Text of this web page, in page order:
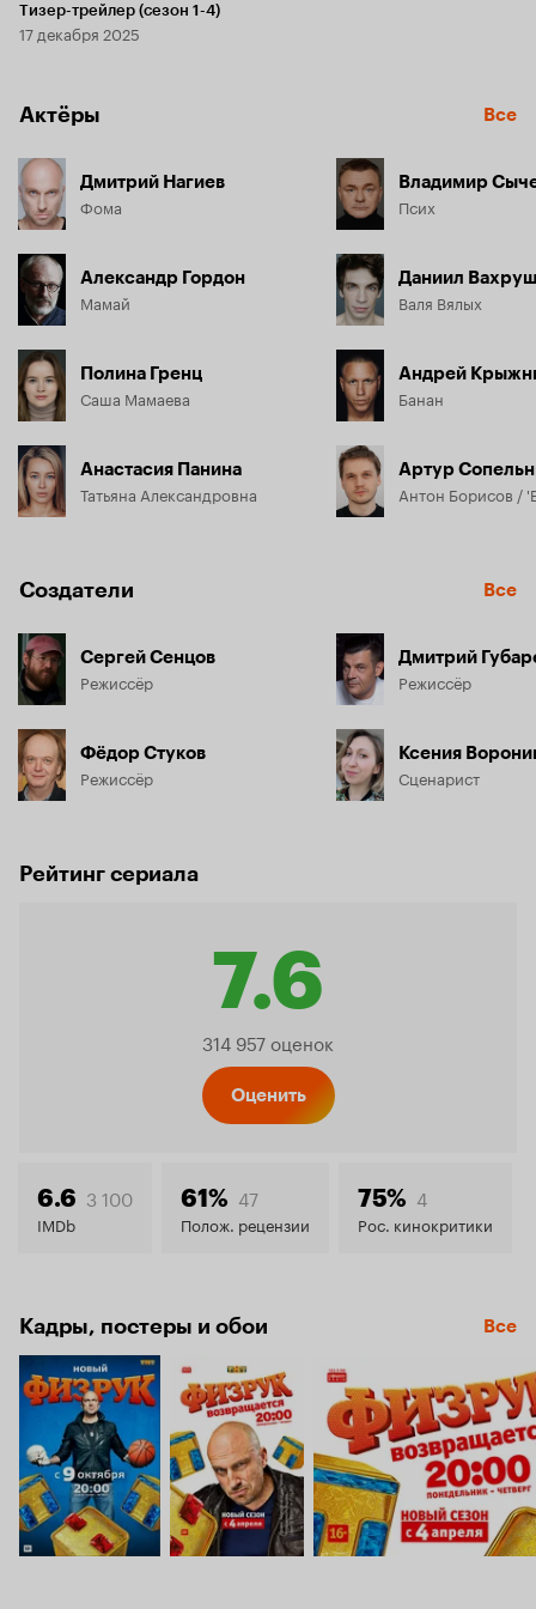
Тизер-трейлер (сезон 1-4)
17 декабря 2025
Актёры Все
Дмитрий Нагиев
Фома
Александр Гордон
Мамай
Полина Гренц
Саша Мамаева
Анастасия Панина
Татьяна Александровна
Владимир
Псих
Даниил
Валя Вялых
Андрей
Банан
Артур
Антон Борисов /
Создатели Все
Сергей Сенцов
Режиссёр
Фёдор Стуков
Режиссёр
Дмитрий
Режиссёр
Ксения
Сценарист
Рейтинг сериала
7.6
Рейтинг
7.6
314 957 оценок
Оценить
6.6 3 100
IMDb
61% 47
Полож. рецензии
75% 4
Рос. кинокритики
Кадры, постеры и обои Все